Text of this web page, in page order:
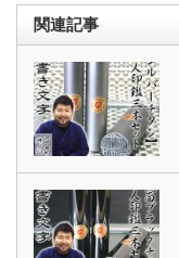
関連記事